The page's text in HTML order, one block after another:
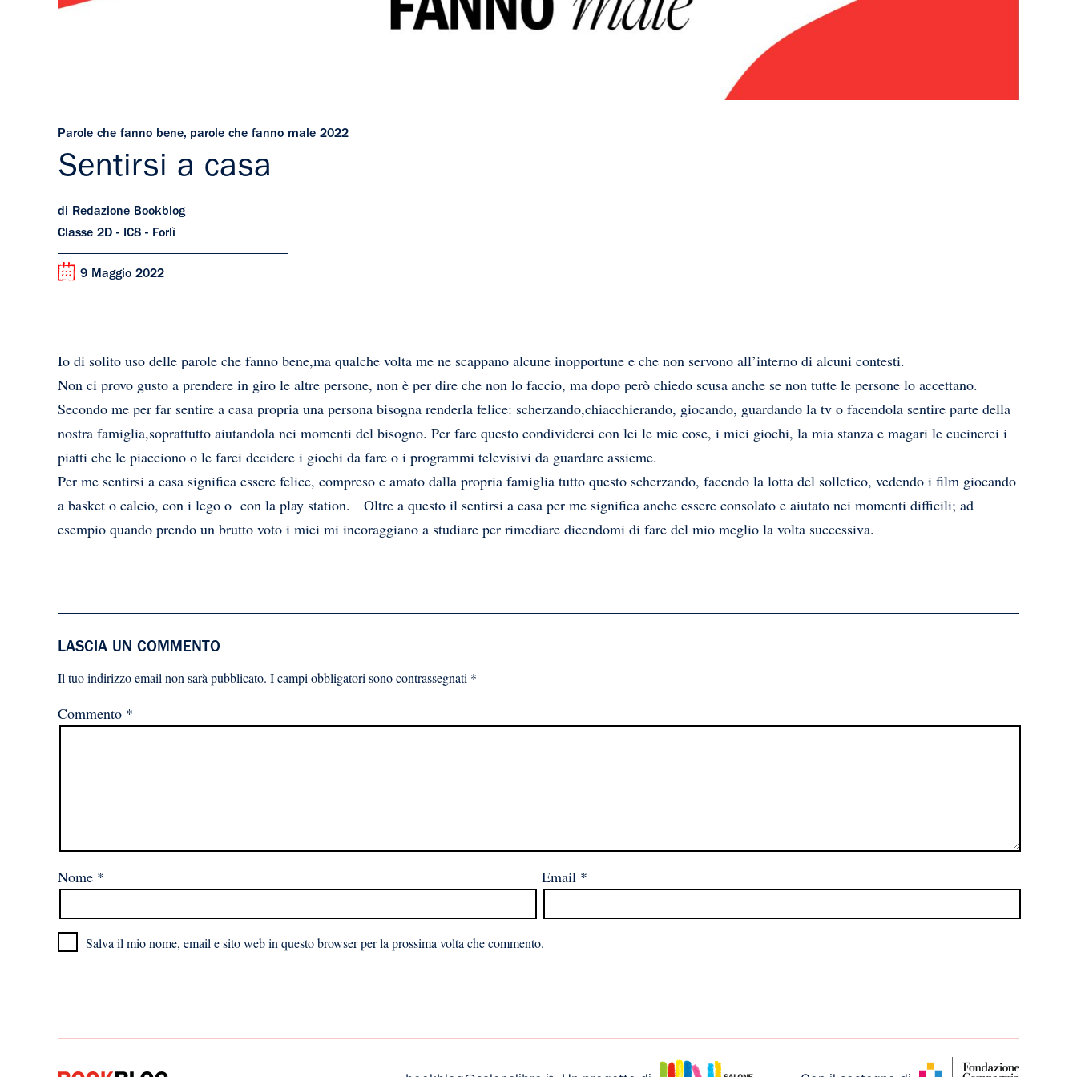
Parole che fanno bene, parole che fanno male 2022
Sentirsi a casa
di Redazione Bookblog
Classe 2D - IC8 - Forlì
9 Maggio 2022
Io di solito uso delle parole che fanno bene,ma qualche volta me ne scappano alcune inopportune e che non servono all’interno di alcuni contesti.
Non ci provo gusto a prendere in giro le altre persone, non è per dire che non lo faccio, ma dopo però chiedo scusa anche se non tutte le persone lo accettano.
Secondo me per far sentire a casa propria una persona bisogna renderla felice: scherzando,chiacchierando, giocando, guardando la tv o facendola sentire parte della
nostra famiglia,soprattutto aiutandola nei momenti del bisogno. Per fare questo condividerei con lei le mie cose, i miei giochi, la mia stanza e magari le cucinerei i
piatti che le piacciono o le farei decidere i giochi da fare o i programmi televisivi da guardare assieme.
Per me sentirsi a casa significa essere felice, compreso e amato dalla propria famiglia tutto questo scherzando, facendo la lotta del solletico, vedendo i film giocando
a basket o calcio, con i lego o con la play station. Oltre a questo il sentirsi a casa per me significa anche essere consolato e aiutato nei momenti difficili; ad
esempio quando prendo un brutto voto i miei mi incoraggiano a studiare per rimediare dicendomi di fare del mio meglio la volta successiva.
LASCIA UN COMMENTO
Il tuo indirizzo email non sarà pubblicato. I campi obbligatori sono contrassegnati *
Commento *
Nome * Email *
Salva il mio nome, email e sito web in questo browser per la prossima volta che commento.